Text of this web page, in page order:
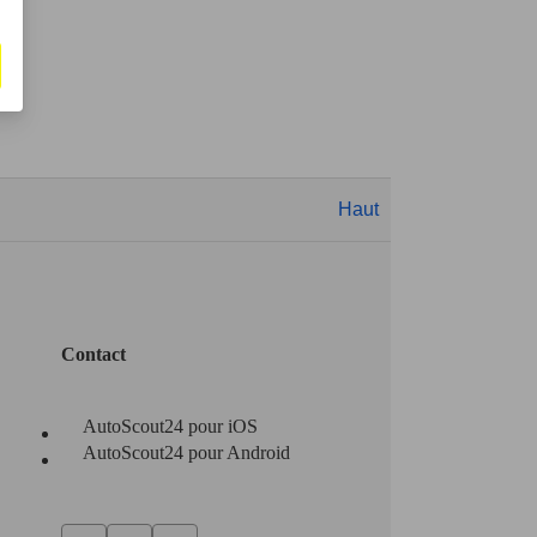
Haut
Contact
AutoScout24 pour iOS
AutoScout24 pour Android